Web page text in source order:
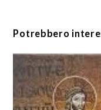
Potrebbero